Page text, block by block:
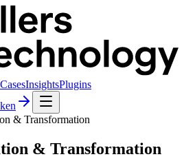
CasesInsightsPlugins
& Transformation
& Transformation